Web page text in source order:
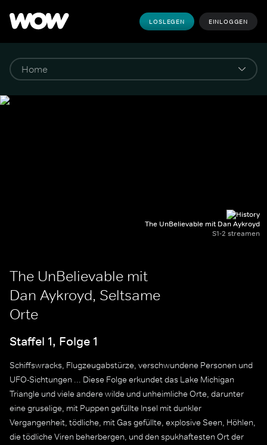
LOSLEGEN EINLOGGEN
The UnBelievable mit Dan Aykroyd
S1-2 streamen
The UnBelievable mit
Dan Aykroyd, Seltsame
Orte
Staffel 1, Folge 1
Schiffswracks, Flugzeugabstürze, verschwundene Personen und
UFO-Sichtungen ... Diese Folge erkundet das Lake Michigan
Triangle und viele andere wilde und unheimliche Orte, darunter
eine gruselige, mit Puppen gefüllte Insel mit dunkler
Vergangenheit, tödliche, mit Gas gefüllte, explosive Seen, Höhlen,
die tödliche Viren beherbergen, und den spukhaftesten Ort der